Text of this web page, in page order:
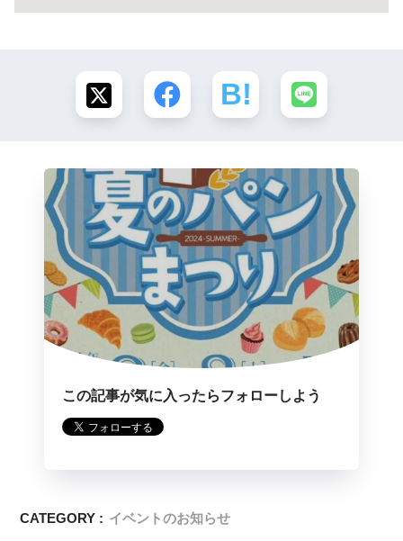
この記事が気に入ったらフォローしよう
CATEGORY : イベントのお知らせ